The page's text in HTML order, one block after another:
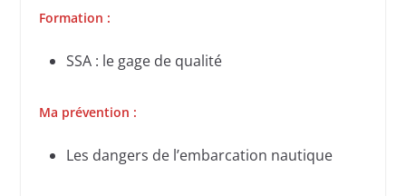
Formation :
SSA : le gage de qualité
Ma prévention :
Les dangers de l’embarcation nautique